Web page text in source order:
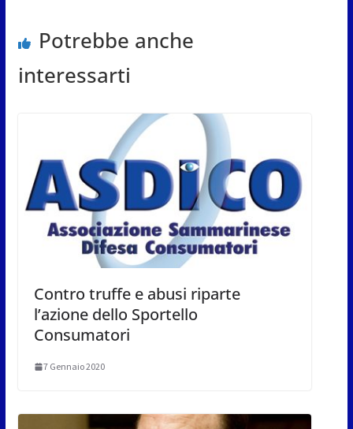
Potrebbe anche
interessarti
Contro truffe e abusi riparte
l’azione dello Sportello
Consumatori
7 Gennaio 2020